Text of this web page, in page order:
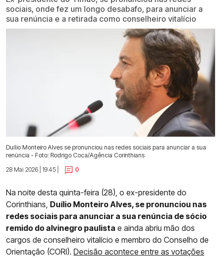
sociais, onde fez um longo desabafo, para anunciar a
sua renúncia e a retirada como conselheiro vitalício
Duílio Monteiro Alves se pronunciou nas redes sociais para anunciar a sua
renúncia - Foto: Rodrigo Coca/Agência Corinthians
28 Mai 2026 | 19:45 |
0
Na noite desta quinta-feira (28), o ex-presidente do
Corinthians, Duílio Monteiro Alves, se pronunciou nas
redes sociais para anunciar a sua renúncia de sócio
remido do alvinegro paulista e ainda abriu mão dos
cargos de conselheiro vitalício e membro do Conselho de
Orientação (CORI). Decisão acontece entre as votações